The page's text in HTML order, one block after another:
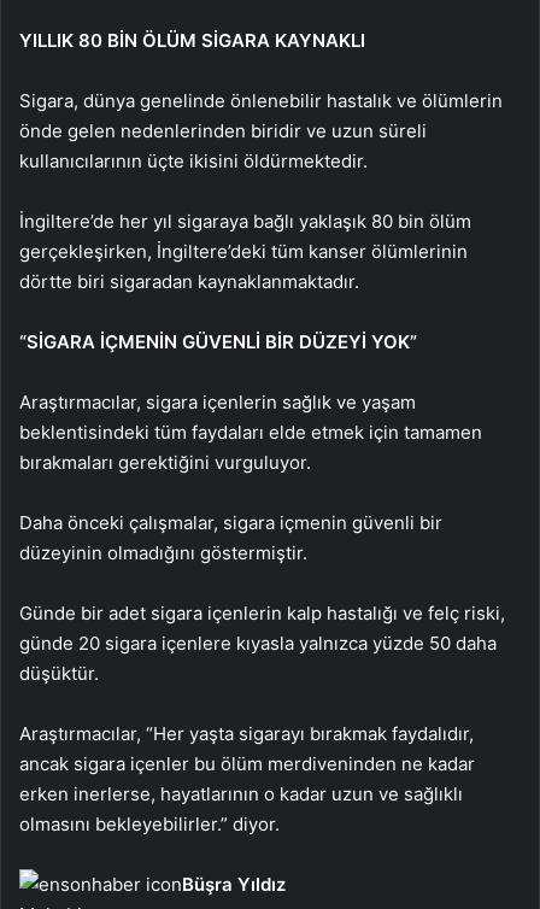
YILLIK 80 BİN ÖLÜM SİGARA KAYNAKLI
Sigara, dünya genelinde önlenebilir hastalık ve ölümlerin
önde gelen nedenlerinden biridir ve uzun süreli
kullanıcılarının üçte ikisini öldürmektedir.
İngiltere’de her yıl sigaraya bağlı yaklaşık 80 bin ölüm
gerçekleşirken, İngiltere’deki tüm kanser ölümlerinin
dörtte biri sigaradan kaynaklanmaktadır.
“SİGARA İÇMENİN GÜVENLİ BİR DÜZEYİ YOK”
Araştırmacılar, sigara içenlerin sağlık ve yaşam
beklentisindeki tüm faydaları elde etmek için tamamen
bırakmaları gerektiğini vurguluyor.
Daha önceki çalışmalar, sigara içmenin güvenli bir
düzeyinin olmadığını göstermiştir.
Günde bir adet sigara içenlerin kalp hastalığı ve felç riski,
günde 20 sigara içenlere kıyasla yalnızca yüzde 50 daha
düşüktür.
Araştırmacılar, “Her yaşta sigarayı bırakmak faydalıdır,
ancak sigara içenler bu ölüm merdiveninden ne kadar
erken inerlerse, hayatlarının o kadar uzun ve sağlıklı
olmasını bekleyebilirler.” diyor.
Büşra Yıldız